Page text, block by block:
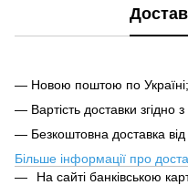
— Новою поштою по Україні;
— Вартість доставки
— Безкоштовна доставка від
Більше інформації про
На сайті банківською